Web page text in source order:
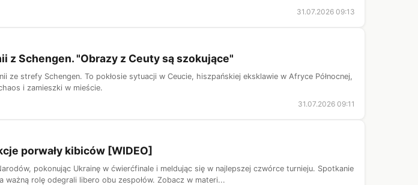
31.07.2026 09:13
z Schengen. "Obrazy z Ceuty są szokujące"
ze strefy Schengen. To pokłosie sytuacji w Ceucie, hiszpańskiej eksklawie w Afryce Północnej,
i zamieszki w mieście.
31.07.2026 09:11
porwały kibiców [WIDEO]
pokonując Ukrainę w ćwierćfinale i meldując się w najlepszej czwórce turnieju. Spotkanie
ważną rolę odegrali libero obu zespołów. Zobacz w materi...